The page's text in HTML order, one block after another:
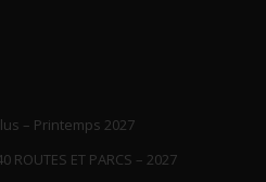
– Printemps 2027
ROUTES ET PARCS – 2027